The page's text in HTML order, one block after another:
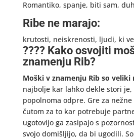
Romantiko, spanje, biti sam,
Ribe ne marajo:
krutosti, neiskrenosti, ljudi, ki
???? Kako osvojiti
znamenju Rib?
Moški v znamenju Rib so
najbolje kar lahko dekle stori je,
popolnoma odpre. Gre za
čutom za to kar potrebuje
ugotovijo ga zasipajo s
svojo domišljijo, da bi ugodili.